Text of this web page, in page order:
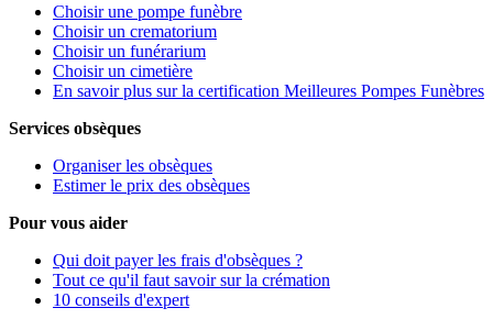
Choisir une pompe funèbre
Choisir un crematorium
Choisir un funérarium
Choisir un cimetière
En savoir plus sur la certification Meilleures Pompes Funèbres
Services obsèques
Organiser les obsèques
Estimer le prix des obsèques
Pour vous aider
Qui doit payer les frais d'obsèques ?
Tout ce qu'il faut savoir sur la crémation
10 conseils d'expert